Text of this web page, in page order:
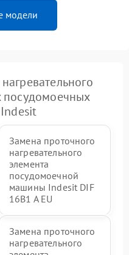
модели
посудомоечных
Замена проточного
нагревательного
элемента
посудомоечной
машины Indesit DIF
16B1 A EU
Замена проточного
нагревательного